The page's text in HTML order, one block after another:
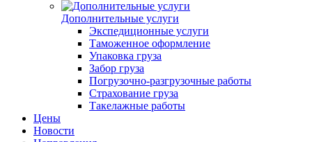
Дополнительные услуги
Экспедиционные услуги
Таможенное оформление
Упаковка груза
Забор груза
Погрузочно-разгрузочные работы
Страхование груза
Такелажные работы
Цены
Новости